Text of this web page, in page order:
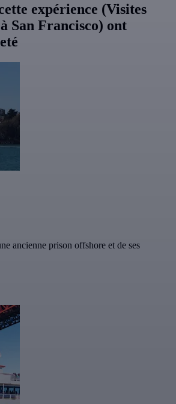
expérience (Visites
San Francisco) ont
ancienne prison offshore et de ses